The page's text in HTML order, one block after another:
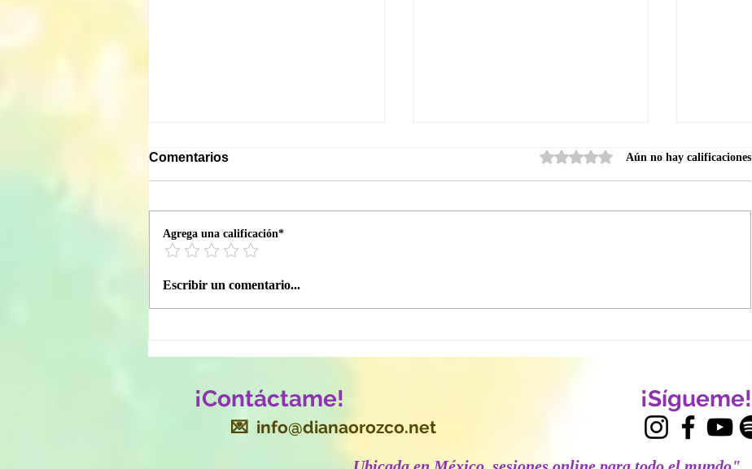
Acción de Gracias Sagrada:
Comentarios Obtuvo 0 de 5 estrellas.Aún no hay calificaciones
Agrega una calificación*
Escribir un comentario...
¡Contáctame!
💌 info@dianaorozco.net
¡Sígueme!